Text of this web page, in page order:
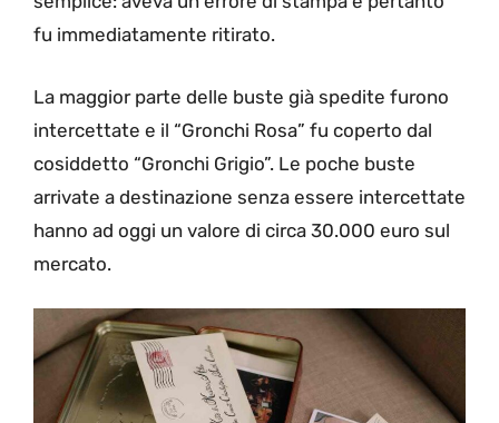
fu immediatamente ritirato.
La maggior parte delle buste già spedite furono
intercettate e il “Gronchi Rosa” fu coperto dal
cosiddetto “Gronchi Grigio”. Le poche buste
arrivate a destinazione senza essere intercettate
hanno ad oggi un valore di circa 30.000 euro sul
mercato.